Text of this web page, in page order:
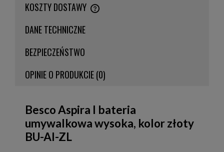
KOSZTY DOSTAWY
CENA NIE ZAWIERA EWENTUALNYCH KOSZTÓW PŁATNOŚCI
DANE TECHNICZNE
BEZPIECZEŃSTWO
OPINIE O PRODUKCIE (0)
Besco Aspira I bateria
umywalkowa wysoka, kolor złoty
BU-AI-ZL